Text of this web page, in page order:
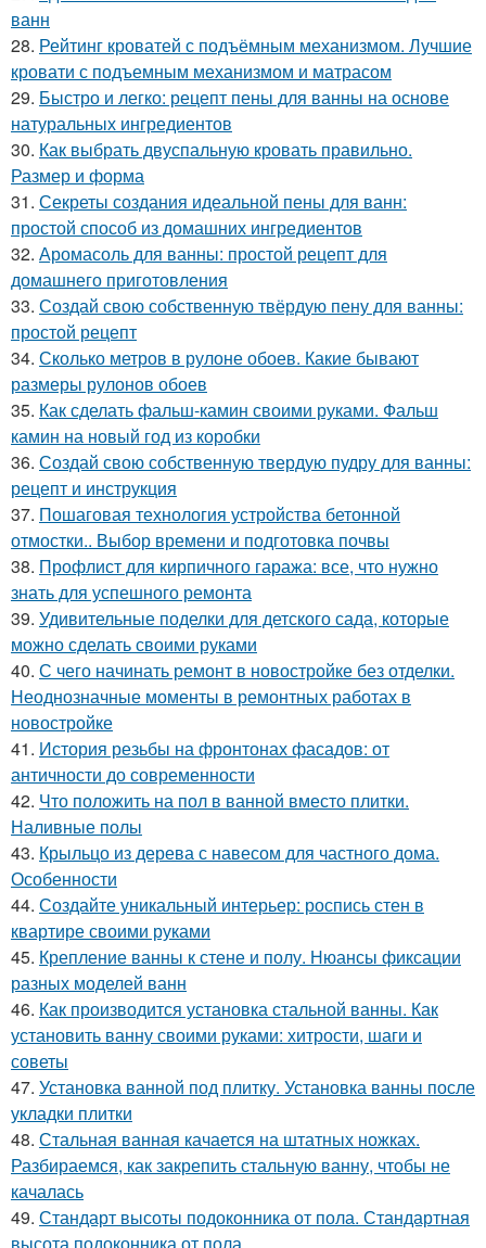
ванн
28. Рейтинг кроватей с подъёмным механизмом. Лучшие
кровати с подъемным механизмом и матрасом
29. Быстро и легко: рецепт пены для ванны на основе
натуральных ингредиентов
30. Как выбрать двуспальную кровать правильно.
Размер и форма
31. Секреты создания идеальной пены для ванн:
простой способ из домашних ингредиентов
32. Аромасоль для ванны: простой рецепт для
домашнего приготовления
33. Создай свою собственную твёрдую пену для ванны:
простой рецепт
34. Сколько метров в рулоне обоев. Какие бывают
размеры рулонов обоев
35. Как сделать фальш-камин своими руками. Фальш
камин на новый год из коробки
36. Создай свою собственную твердую пудру для ванны:
рецепт и инструкция
37. Пошаговая технология устройства бетонной
отмостки.. Выбор времени и подготовка почвы
38. Профлист для кирпичного гаража: все, что нужно
знать для успешного ремонта
39. Удивительные поделки для детского сада, которые
можно сделать своими руками
40. С чего начинать ремонт в новостройке без отделки.
Неоднозначные моменты в ремонтных работах в
новостройке
41. История резьбы на фронтонах фасадов: от
античности до современности
42. Что положить на пол в ванной вместо плитки.
Наливные полы
43. Крыльцо из дерева с навесом для частного дома.
Особенности
44. Создайте уникальный интерьер: роспись стен в
квартире своими руками
45. Крепление ванны к стене и полу. Нюансы фиксации
разных моделей ванн
46. Как производится установка стальной ванны. Как
установить ванну своими руками: хитрости, шаги и
советы
47. Установка ванной под плитку. Установка ванны после
укладки плитки
48. Стальная ванная качается на штатных ножках.
Разбираемся, как закрепить стальную ванну, чтобы не
качалась
49. Стандарт высоты подоконника от пола. Стандартная
высота подоконника от пола